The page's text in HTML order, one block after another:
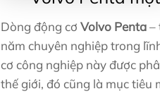
Dòng động cơ Volvo Penta–
năm chuyên nghiệp trong
cơ công nghiệp này được
thế giới, đó cũng là mục tiêu